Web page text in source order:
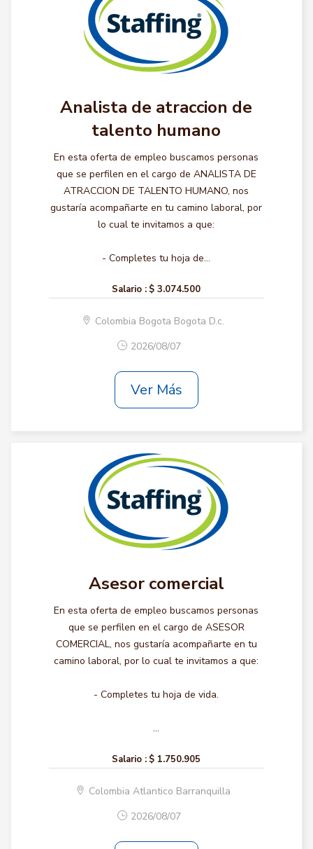
Analista de atraccion de
talento humano
En esta oferta de empleo buscamos personas
que se perfilen en el cargo de ANALISTA DE
ATRACCION DE TALENTO HUMANO, nos
gustaría acompañarte en tu camino laboral, por
lo cual te invitamos a que:
- Completes tu hoja de...
Salario : $ 3.074.500
Colombia Bogota Bogota D.c.
2026/08/07
Ver Más
Asesor comercial
En esta oferta de empleo buscamos personas
que se perfilen en el cargo de ASESOR
COMERCIAL, nos gustaría acompañarte en tu
camino laboral, por lo cual te invitamos a que:
- Completes tu hoja de vida.
...
Salario : $ 1.750.905
Colombia Atlantico Barranquilla
2026/08/07